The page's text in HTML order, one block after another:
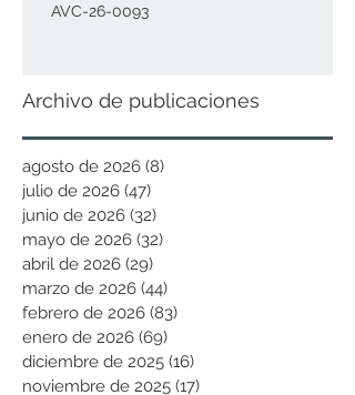
AVC-26-0093
Archivo de publicaciones
agosto de 2026 (8)
julio de 2026 (47)
junio de 2026 (32)
mayo de 2026 (32)
abril de 2026 (29)
marzo de 2026 (44)
febrero de 2026 (83)
enero de 2026 (69)
diciembre de 2025 (16)
noviembre de 2025 (17)